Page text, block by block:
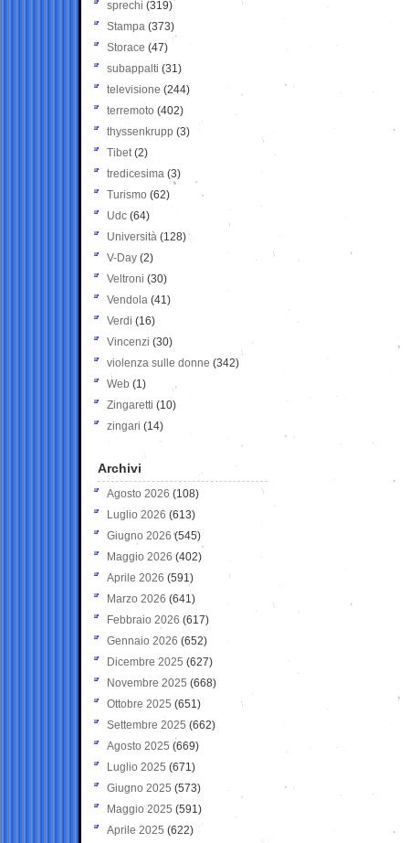
sprechi (319)
Stampa (373)
Storace (47)
subappalti (31)
televisione(244)
terremoto (402)
thyssenkrupp (3)
Tibet(2)
tredicesima (3)
Turismo (62)
Udc (64)
Università (128)
V-Day (2)
Veltroni (30)
Vendola (41)
Verdi (16)
Vincenzi (30)
violenza sulle donne (342)
Web (1)
Zingaretti (10)
zingari (14)
Archivi
Agosto 2026 (108)
Luglio 2026 (613)
Giugno 2026 (545)
Maggio 2026 (402)
Aprile 2026 (591)
Marzo 2026 (641)
Febbraio 2026 (617)
Gennaio 2026 (652)
Dicembre 2025 (627)
Novembre 2025 (668)
Ottobre 2025 (651)
Settembre 2025 (662)
Agosto 2025 (669)
Luglio 2025 (671)
Giugno 2025 (573)
Maggio 2025 (591)
Aprile 2025 (622)